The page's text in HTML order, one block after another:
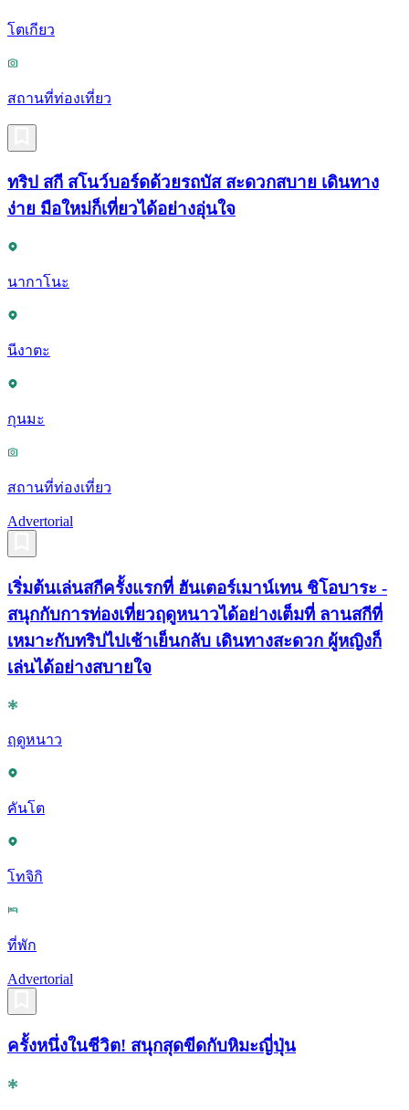
โตเกียว
สถานที่ท่องเที่ยว
ทริป สกี สโนว์บอร์ดด้วยรถบัส สะดวกสบาย เดินทาง
ง่าย มือใหม่ก็เที่ยวได้อย่างอุ่นใจ
นากาโนะ
นีงาตะ
กุนมะ
สถานที่ท่องเที่ยว
Advertorial
เริ่มต้นเล่นสกีครั้งแรกที่ ฮันเตอร์เมาน์เทน ชิโอบาระ -
สนุกกับการท่องเที่ยวฤดูหนาวได้อย่างเต็มที่ ลานสกีที่
เหมาะกับทริปไปเช้าเย็นกลับ เดินทางสะดวก ผู้หญิงก็
เล่นได้อย่างสบายใจ
ฤดูหนาว
คันโต
โทจิกิ
ที่พัก
Advertorial
ครั้งหนึ่งในชีวิต! สนุกสุดขีดกับหิมะญี่ปุ่น